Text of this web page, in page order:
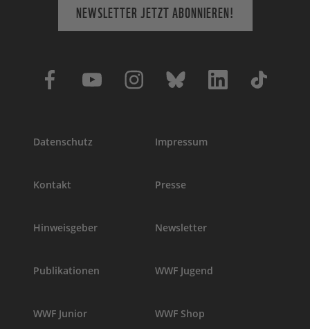
NEWSLETTER JETZT ABONNIEREN!
Datenschutz Impressum
Kontakt Presse
Hinweisgeber Newsletter
Publikationen WWF Jugend
WWF Junior WWF Shop